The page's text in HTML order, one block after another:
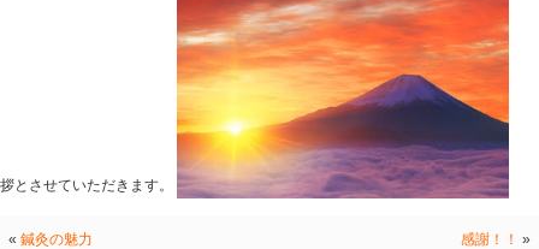
新年明けましておめでとうございます
2020.01.01 | Category:未分類
新年明けましておめでとうございます。
今年も地域の皆さまに安心と満足を提供できるよう努め
これからも、皆さまのご指導、ご鞭撻のほどよろしくお